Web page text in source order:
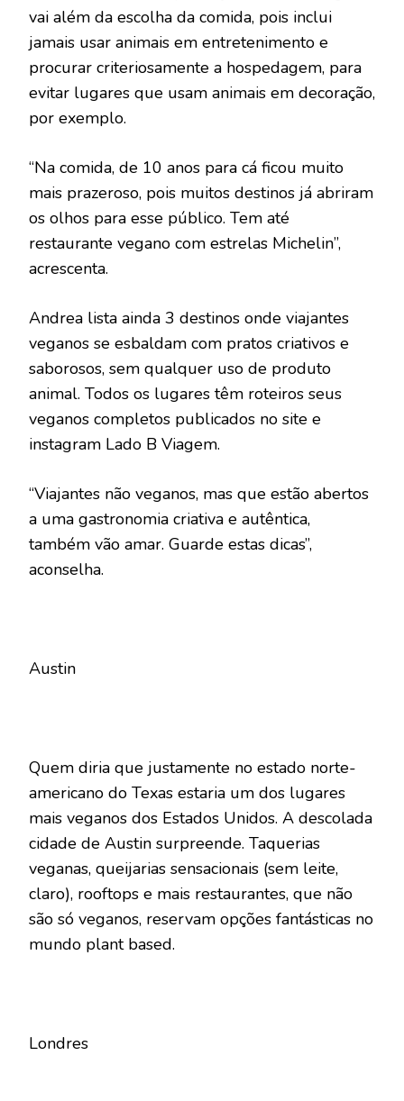
vai além da escolha da comida, pois inclui
jamais usar animais em entretenimento e
procurar criteriosamente a hospedagem, para
evitar lugares que usam animais em decoração,
por exemplo.
“Na comida, de 10 anos para cá ficou muito
mais prazeroso, pois muitos destinos já abriram
os olhos para esse público. Tem até
restaurante vegano com estrelas Michelin”,
acrescenta.
Andrea lista ainda 3 destinos onde viajantes
veganos se esbaldam com pratos criativos e
saborosos, sem qualquer uso de produto
animal. Todos os lugares têm roteiros seus
veganos completos publicados no site e
instagram Lado B Viagem.
“Viajantes não veganos, mas que estão abertos
a uma gastronomia criativa e autêntica,
também vão amar. Guarde estas dicas”,
aconselha.
Austin
Quem diria que justamente no estado norte-
americano do Texas estaria um dos lugares
mais veganos dos Estados Unidos. A descolada
cidade de Austin surpreende. Taquerias
veganas, queijarias sensacionais (sem leite,
claro), rooftops e mais restaurantes, que não
são só veganos, reservam opções fantásticas no
mundo plant based.
Londres